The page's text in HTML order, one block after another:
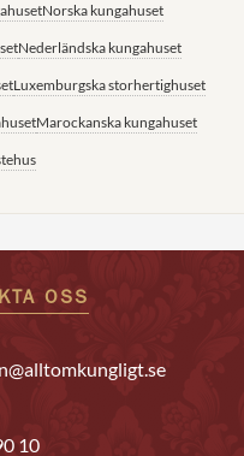
Norska kungahuset
Nederländska kungahuset
Luxemburgska storhertighuset
Marockanska kungahuset
OSS
10